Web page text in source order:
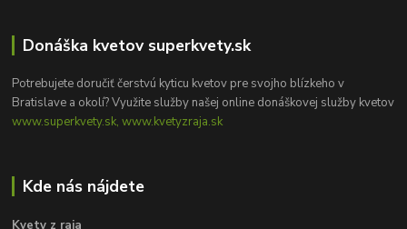
Donáška kvetov superkvety.sk
Potrebujete doručiť čerstvú kyticu kvetov pre svojho blízkeho v
Bratislave a okolí? Využite služby našej online donáškovej služby kvetov
www.superkvety.sk, www.kvetyzraja.sk
Kde nás nájdete
Kvety z raja